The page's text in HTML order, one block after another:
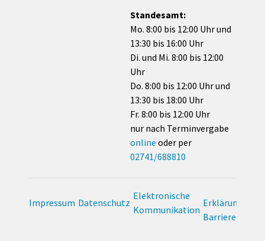
Standesamt:
Mo. 8:00 bis 12:00 Uhr und
13:30 bis 16:00 Uhr
Di. und Mi. 8:00 bis 12:00
Uhr
Do. 8:00 bis 12:00 Uhr und
13:30 bis 18:00 Uhr
Fr. 8:00 bis 12:00 Uhr
nur nach Terminvergabe
online oder per
02741/688810
Impressum Datenschutz
Elektronische
Kommunikation
Erklärung zur